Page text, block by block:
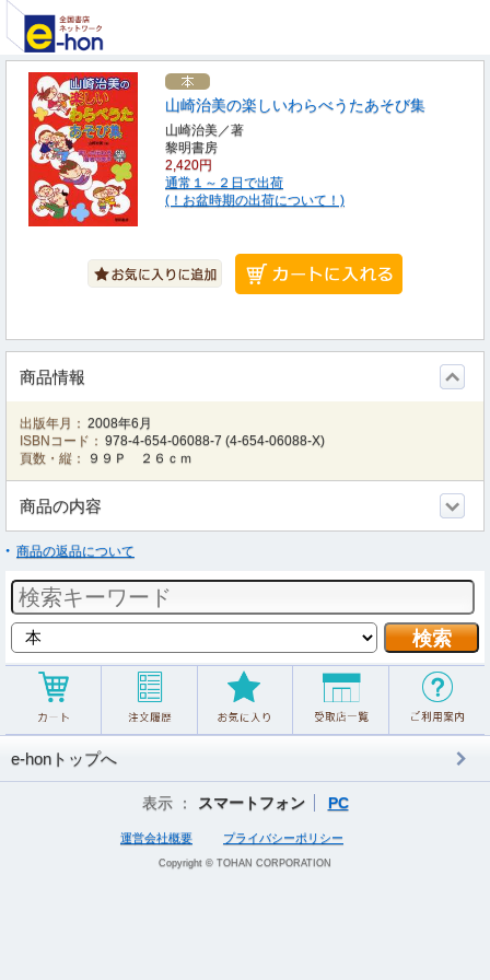
山崎治美の楽しいわらべうたあそび集
山崎治美／著
黎明書房
2,420円
通常１～２日で出荷
(！お盆時期の出荷について！)
商品情報
出版年月： 2008年6月
ISBNコード： 978-4-654-06088-7 (4-654-06088-X)
頁数・縦：
９９Ｐ ２６ｃｍ
商品の内容
商品の返品について
e-honトップへ
表示 ： スマートフォン PC
運営会社概要 プライバシーポリシー
Copyright © TOHAN CORPORATION